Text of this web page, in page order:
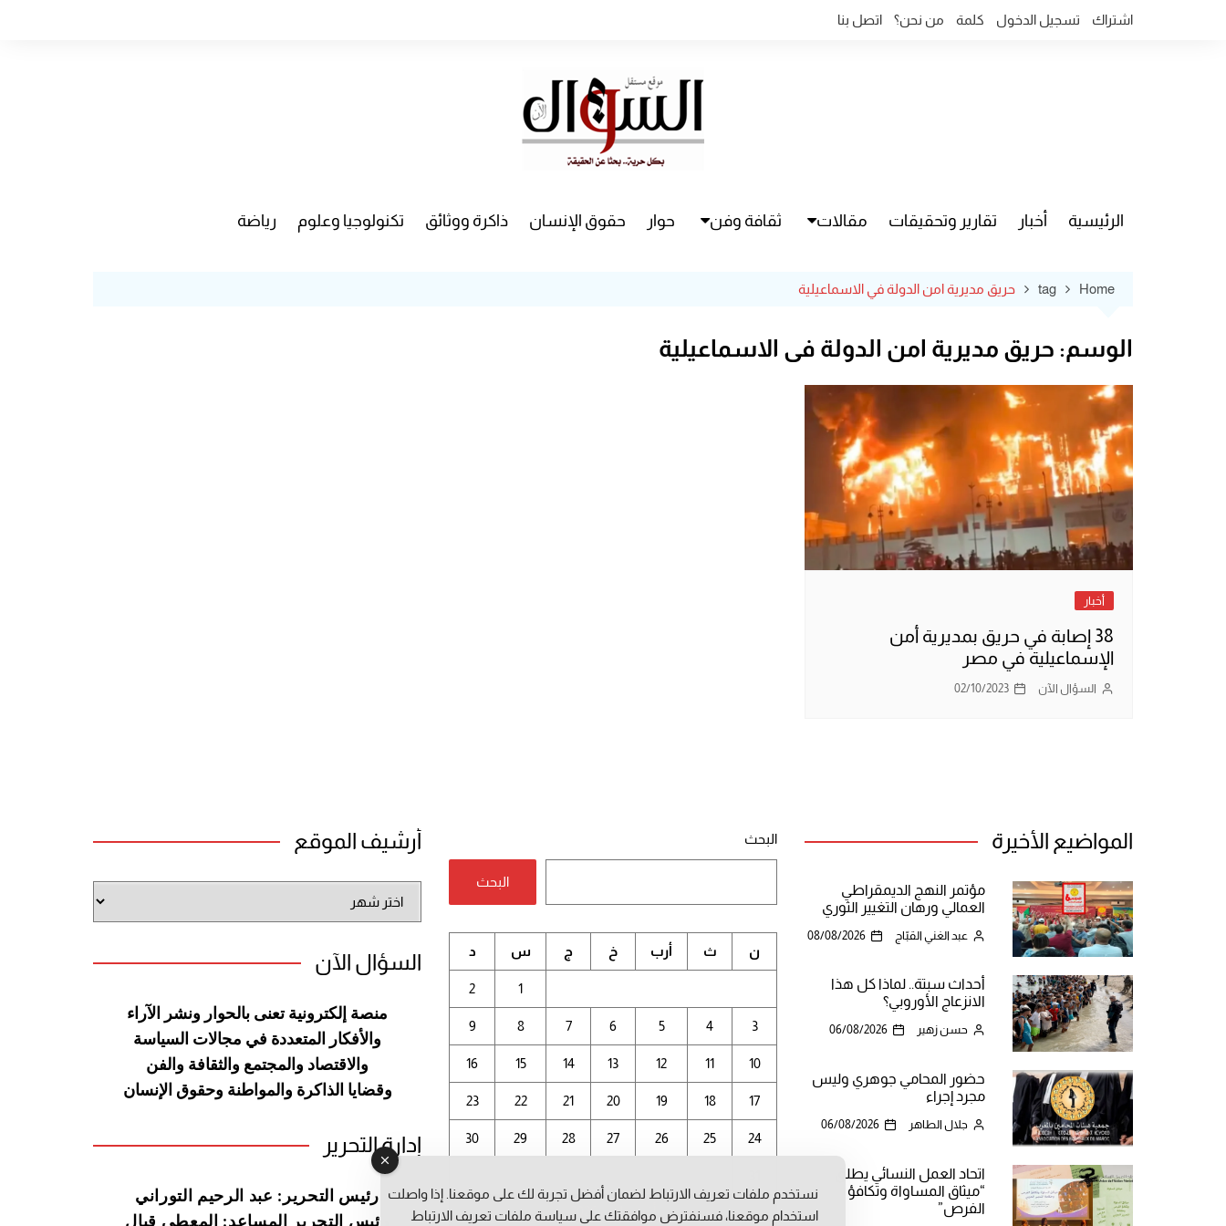
اشتراك تسجيل الدخول كلمة من نحن؟ اتصل بنا
الرئيسية أخبار تقارير وتحقيقات مقالات ثقافة وفن حوار حقوق الإنسان ذاكرة ووثائق تكنولوجيا وعلوم رياضة
Home
tag حريق مديرية امن الدولة في الاسماعيلية
الوسم: حريق مديرية امن الدولة في الاسماعيلية
أخبار
38 إصابة في حريق بمديرية أمن
الإسماعيلية في مصر
السؤال الآن 02/10/2023
المواضيع الأخيرة
مؤتمر النهج الديمقراطي
العمالي ورهان التغيير الثوري
عبد الغني القبّاج 08/08/2026
أحداث سبتة.. لماذا كل هذا
الانزعاج الأوروبي؟
حسن زهير 06/08/2026
حضور المحامي جوهري وليس
مجرد إجراء
جلال الطاهر 06/08/2026
اتحاد العمل النسائي يطلق
“ميثاق المساواة وتكافؤ
الفرص”
البحث
البحث
أغسطس 2026
ن ث أرب خ ج س د
1
2
3
4
5
6
7
8
9
10
11
12
13
14
15
16
17
18
19
20
21
22
23
24
25
26
27
28
29
30
أرشيف الموقع
الموقع
السؤال الآن
منصة إلكترونية تعنى بالحوار ونشر
الآراء
والأفكار المتعددة في مجالات السياسة
والاقتصاد والمجتمع والثقافة والفن
وقضايا الذاكرة والمواطنة وحقوق الإنسان
إدارة التحرير
رئيس التحرير: عبد الرحيم التوراني
رئيس التحرير المساعد: المعطي قبال
نستخدم ملفات تعريف الارتباط لضمان أفضل تجربة لك على موقعنا. إذا واصلت
استخدام موقعنا، فسنفترض موافقتك على سياسة ملفات تعريف الارتباط